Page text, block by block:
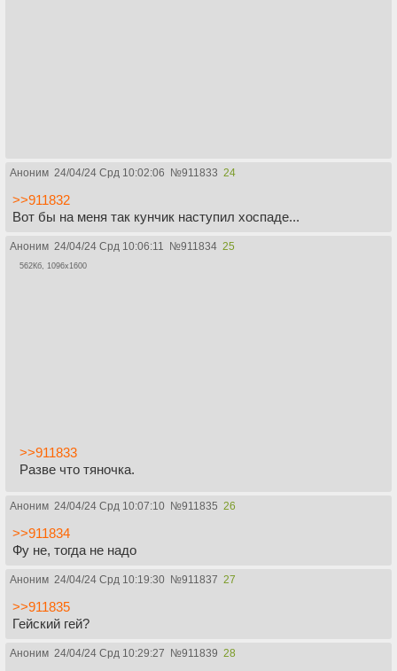
Аноним 24/04/24 Срд 10:02:06 №911833 24
>>911832
Вот бы на меня так кунчик наступил хоспаде...
Аноним 24/04/24 Срд 10:06:11 №911834 25
562Кб, 1096x1600
>>911833
Разве что тяночка.
Аноним 24/04/24 Срд 10:07:10 №911835 26
>>911834
Фу не, тогда не надо
Аноним 24/04/24 Срд 10:19:30 №911837 27
>>911835
Гейский гей?
Аноним 24/04/24 Срд 10:29:27 №911839 28